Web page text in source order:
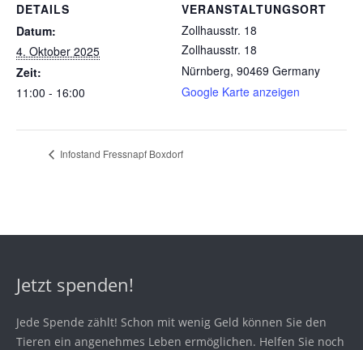
DETAILS
Datum:
4. Oktober 2025
Zeit:
11:00 - 16:00
VERANSTALTUNGSORT
Zollhausstr. 18
Zollhausstr. 18
Nürnberg, 90469 Germany
Google Karte anzeigen
Infostand Fressnapf Boxdorf
Jetzt spenden!
Jede Spende zählt! Schon mit wenig Geld können Sie den
Tieren ein angenehmes Leben ermöglichen. Helfen Sie noch